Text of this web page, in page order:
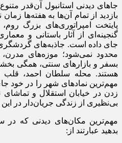
جاهای دیدنی استانبول آن‌قدر
بازدید از تمام آن‌ها به هفته‌ها
پایتخت امپراتوری‌های بزرگ
گنجینه‌ای از آثار باستانی و
جای داده است. جاذبه‌های گردشگری
محدود نمی‌شود؛ موزه‌های مدرن،
بسفر و بازارهای سنتی، همگی
هستند. محله سلطان احمد، قلب
مهم‌ترین نمادهای شهر را در خود
زدن در خیابان استقلال و
بی‌نظیری از زندگی جریان‌دار در
مهم‌ترین مکان‌های دیدنی که در
بدهید عبارتند از: